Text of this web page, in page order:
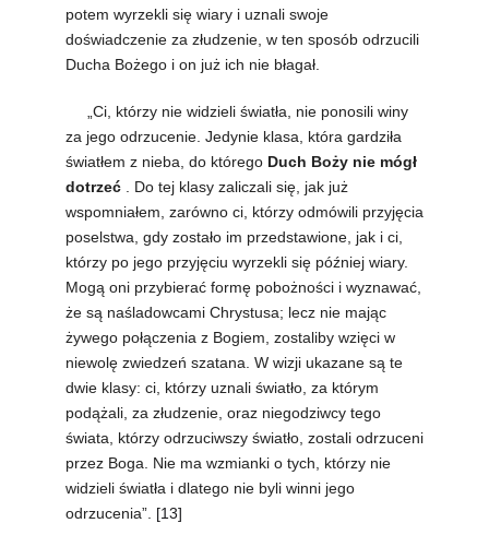
potem wyrzekli się wiary i uznali swoje
doświadczenie za złudzenie, w ten sposób odrzucili
Ducha Bożego i on już ich nie błagał.
„Ci, którzy nie widzieli światła, nie ponosili winy
za jego odrzucenie. Jedynie klasa, która gardziła
światłem z nieba, do którego Duch Boży nie mógł
dotrzeć . Do tej klasy zaliczali się, jak już
wspomniałem, zarówno ci, którzy odmówili przyjęcia
poselstwa, gdy zostało im przedstawione, jak i ci,
którzy po jego przyjęciu wyrzekli się później wiary.
Mogą oni przybierać formę pobożności i wyznawać,
że są naśladowcami Chrystusa; lecz nie mając
żywego połączenia z Bogiem, zostaliby wzięci w
niewolę zwiedzeń szatana. W wizji ukazane są te
dwie klasy: ci, którzy uznali światło, za którym
podążali, za złudzenie, oraz niegodziwcy tego
świata, którzy odrzuciwszy światło, zostali odrzuceni
przez Boga. Nie ma wzmianki o tych, którzy nie
widzieli światła i dlatego nie byli winni jego
odrzucenia”. [13]